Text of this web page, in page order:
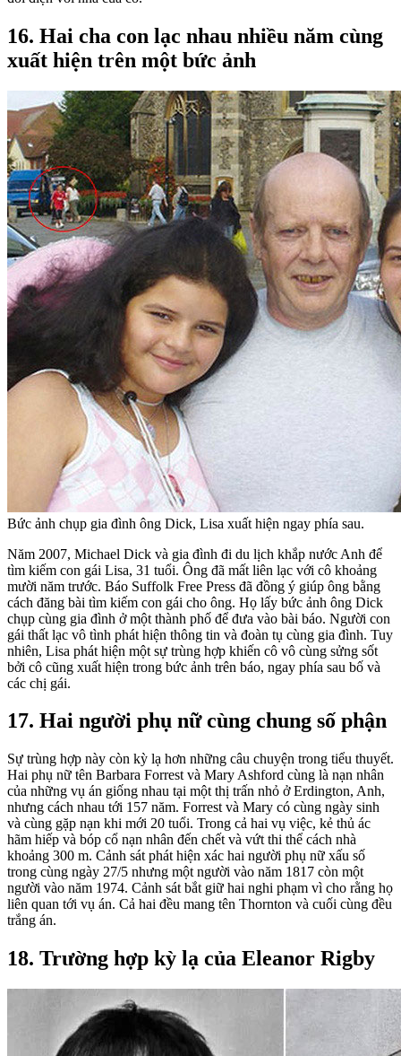
16. Hai cha con lạc nhau nhiều năm cùng
xuất hiện trên một bức ảnh
Bức ảnh chụp gia đình ông Dick, Lisa xuất hiện ngay phía sau.
Năm 2007, Michael Dick và gia đình đi du lịch khắp nước Anh để
tìm kiếm con gái Lisa, 31 tuổi. Ông đã mất liên lạc với cô khoảng
mười năm trước. Báo Suffolk Free Press đã đồng ý giúp ông bằng
cách đăng bài tìm kiếm con gái cho ông. Họ lấy bức ảnh ông Dick
chụp cùng gia đình ở một thành phố để đưa vào bài báo. Người con
gái thất lạc vô tình phát hiện thông tin và đoàn tụ cùng gia đình. Tuy
nhiên, Lisa phát hiện một sự trùng hợp khiến cô vô cùng sửng sốt
bởi cô cũng xuất hiện trong bức ảnh trên báo, ngay phía sau bố và
các chị gái.
17. Hai người phụ nữ cùng chung số phận
Sự trùng hợp này còn kỳ lạ hơn những câu chuyện trong tiểu thuyết.
Hai phụ nữ tên Barbara Forrest và Mary Ashford cùng là nạn nhân
của những vụ án giống nhau tại một thị trấn nhỏ ở Erdington, Anh,
nhưng cách nhau tới 157 năm. Forrest và Mary có cùng ngày sinh
và cùng gặp nạn khi mới 20 tuổi. Trong cả hai vụ việc, kẻ thủ ác
hãm hiếp và bóp cổ nạn nhân đến chết và vứt thi thể cách nhà
khoảng 300 m. Cảnh sát phát hiện xác hai người phụ nữ xấu số
trong cùng ngày 27/5 nhưng một người vào năm 1817 còn một
người vào năm 1974. Cảnh sát bắt giữ hai nghi phạm vì cho rằng họ
liên quan tới vụ án. Cả hai đều mang tên Thornton và cuối cùng đều
trắng án.
18. Trường hợp kỳ lạ của Eleanor Rigby